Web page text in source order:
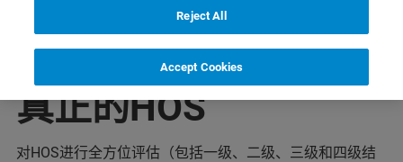
真正的HOS
对HOS进行全方位评估（包括一级、二级、三级和四级结
Reject All
Accept Cookies